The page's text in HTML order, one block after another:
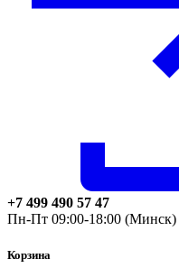
+7 499 490 57 47
Пн-Пт 09:00-18:00 (Минск)
Корзина